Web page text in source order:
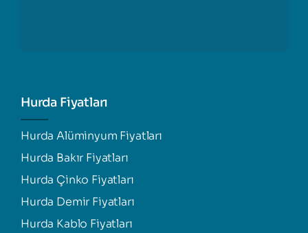
Hurda Fiyatları
Hurda Alüminyum Fiyatları
Hurda Bakır Fiyatları
Hurda Çinko Fiyatları
Hurda Demir Fiyatları
Hurda Kablo Fiyatları